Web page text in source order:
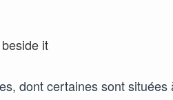
dont certaines sont situées